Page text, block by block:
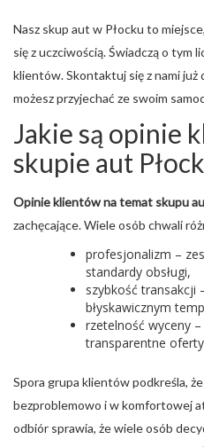
Nasz skup aut w Płocku to
się z uczciwością. Świadczą o tym
klientów. Skontaktuj się z nami już
możesz przyjechać ze swoim
Jakie są opinie
skupie aut
Opinie klientów na temat skupu
zachęcające. Wiele osób chwali
profesjonalizm –
standardy obsługi,
szybkość transakcji
błyskawicznym
rzetelność wyceny
transparentne
Spora grupa klientów podkreśla,
bezproblemowo i w komfortowej
odbiór sprawia, że wiele osób